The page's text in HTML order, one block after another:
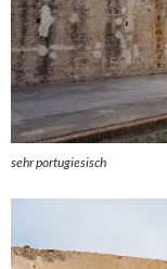
sehr portugiesisch